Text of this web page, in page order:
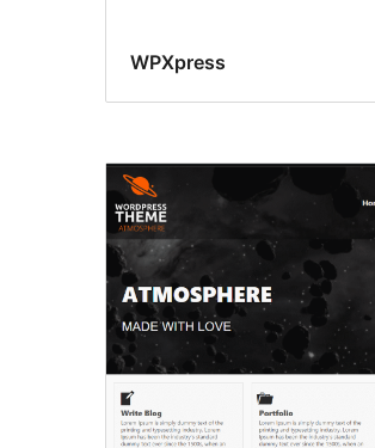
WPXpress